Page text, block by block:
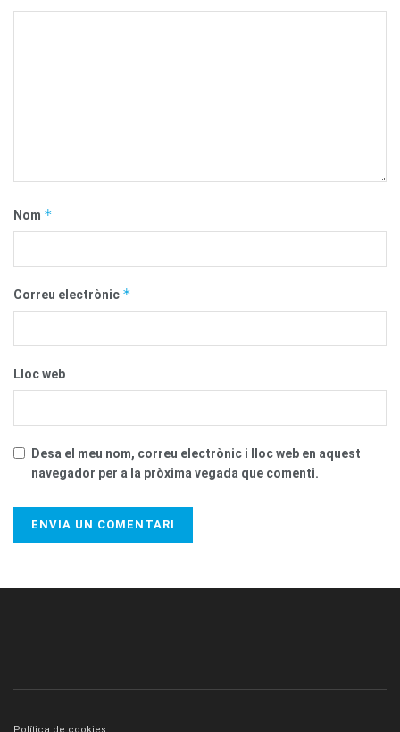
Nom *
Correu electrònic *
Lloc web
Desa el meu nom, correu electrònic i lloc web en aquest
navegador per a la pròxima vegada que comenti.